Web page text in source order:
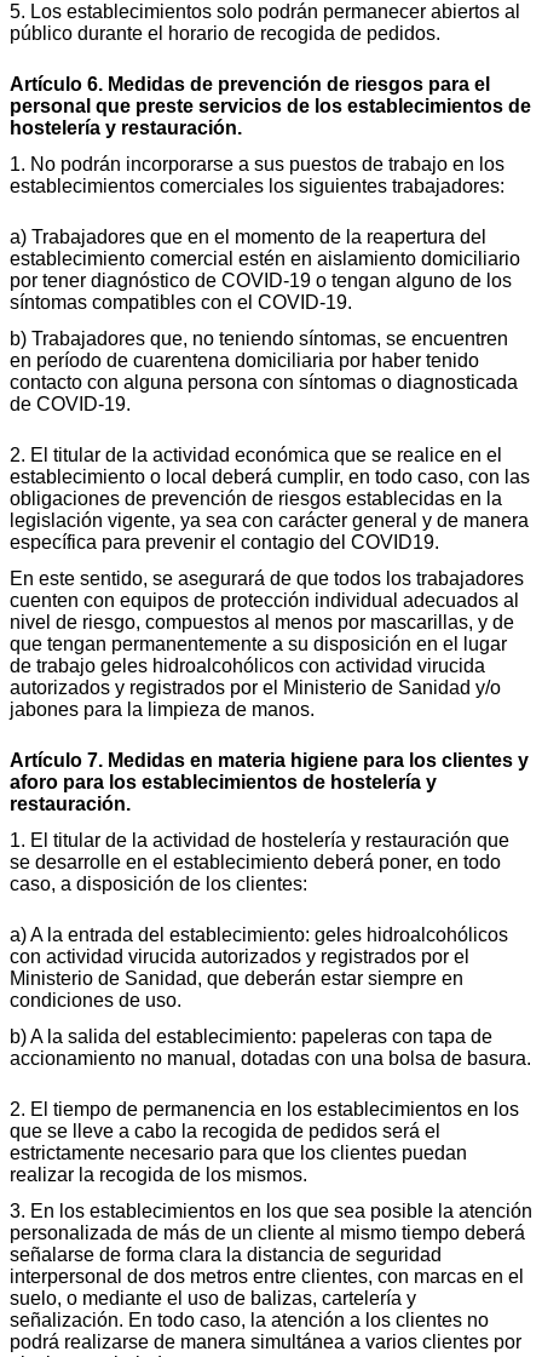
5. Los establecimientos solo podrán permanecer abiertos al
público durante el horario de recogida de pedidos.
Artículo 6. Medidas de prevención de riesgos para el
personal que preste servicios de los establecimientos de
hostelería y restauración.
1. No podrán incorporarse a sus puestos de trabajo en los
establecimientos comerciales los siguientes trabajadores:
a) Trabajadores que en el momento de la reapertura del
establecimiento comercial estén en aislamiento domiciliario
por tener diagnóstico de COVID-19 o tengan alguno de los
síntomas compatibles con el COVID-19.
b) Trabajadores que, no teniendo síntomas, se encuentren
en período de cuarentena domiciliaria por haber tenido
contacto con alguna persona con síntomas o diagnosticada
de COVID-19.
2. El titular de la actividad económica que se realice en el
establecimiento o local deberá cumplir, en todo caso, con las
obligaciones de prevención de riesgos establecidas en la
legislación vigente, ya sea con carácter general y de manera
específica para prevenir el contagio del COVID19.
En este sentido, se asegurará de que todos los trabajadores
cuenten con equipos de protección individual adecuados al
nivel de riesgo, compuestos al menos por mascarillas, y de
que tengan permanentemente a su disposición en el lugar
de trabajo geles hidroalcohólicos con actividad virucida
autorizados y registrados por el Ministerio de Sanidad y/o
jabones para la limpieza de manos.
Artículo 7. Medidas en materia higiene para los clientes y
aforo para los establecimientos de hostelería y
restauración.
1. El titular de la actividad de hostelería y restauración que
se desarrolle en el establecimiento deberá poner, en todo
caso, a disposición de los clientes:
a) A la entrada del establecimiento: geles hidroalcohólicos
con actividad virucida autorizados y registrados por el
Ministerio de Sanidad, que deberán estar siempre en
condiciones de uso.
b) A la salida del establecimiento: papeleras con tapa de
accionamiento no manual, dotadas con una bolsa de basura.
2. El tiempo de permanencia en los establecimientos en los
que se lleve a cabo la recogida de pedidos será el
estrictamente necesario para que los clientes puedan
realizar la recogida de los mismos.
3. En los establecimientos en los que sea posible la atención
personalizada de más de un cliente al mismo tiempo deberá
señalarse de forma clara la distancia de seguridad
interpersonal de dos metros entre clientes, con marcas en el
suelo, o mediante el uso de balizas, cartelería y
señalización. En todo caso, la atención a los clientes no
podrá realizarse de manera simultánea a varios clientes por